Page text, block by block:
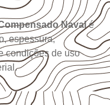
Navalé
espessura,
condições de uso